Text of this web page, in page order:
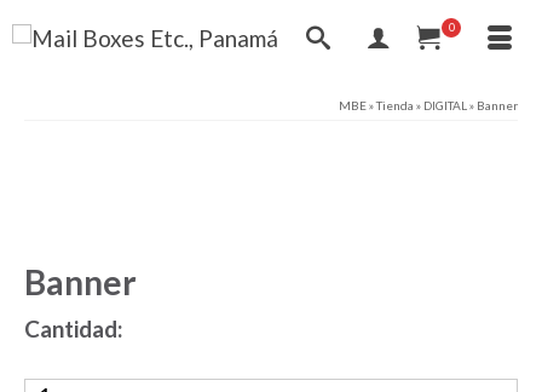
0
MBE»Tienda » DIGITAL » Banner
Banner
Cantidad: